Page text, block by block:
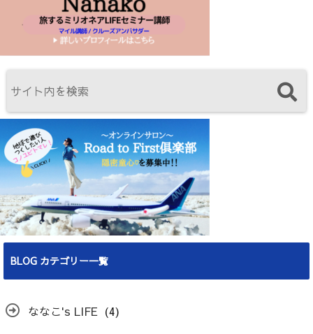
BLOG カテゴリー一覧
ななこ's LIFE (4)